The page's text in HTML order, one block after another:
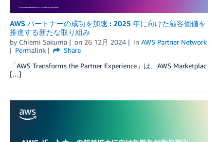
AWS パートナーの成功を加速 : 2025 年に向けた顧客価値を
推進する新たな取り組み
by Chiemi Sakuma on 26 12月 2024 in AWS Partner Network
Permalink
Share
「AWS Transforms the Partner Experience」は、AWS Marketplac
[…]